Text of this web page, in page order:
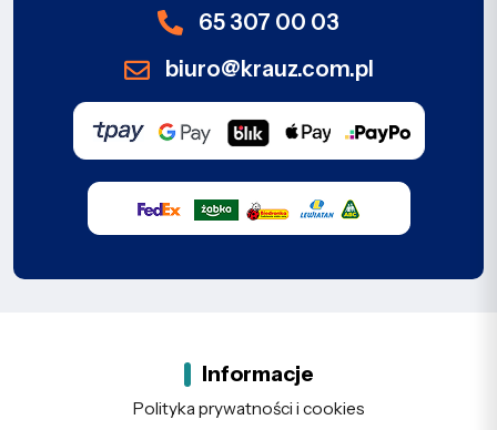
65 307 00 03
biuro@krauz.com.pl
Informacje
Polityka prywatności i cookies